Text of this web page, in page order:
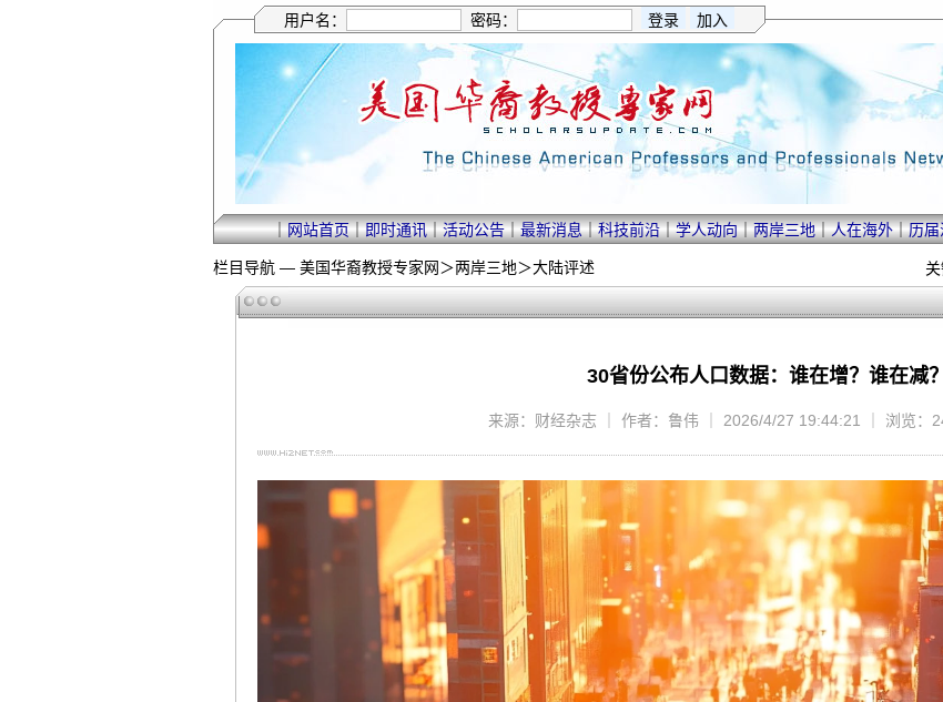
用户名： 密码：
｜网站首页｜即时通讯｜活动公告｜最新消息｜科技前沿｜学人动向｜两岸三地｜人在海外｜历届
栏目导航 — 美国华裔教授专家网＞两岸三地＞大陆评述
30省份公布人口数据：谁在增？谁在减？
来源：财经杂志 ｜ 作者：鲁伟 ｜ 2026/4/27 19:44:21 ｜ 浏览：